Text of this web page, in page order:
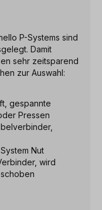
P-Systems sind
Damit
sehr zeitsparend
zur Auswahl:
gespannte
Pressen
Nut
wird